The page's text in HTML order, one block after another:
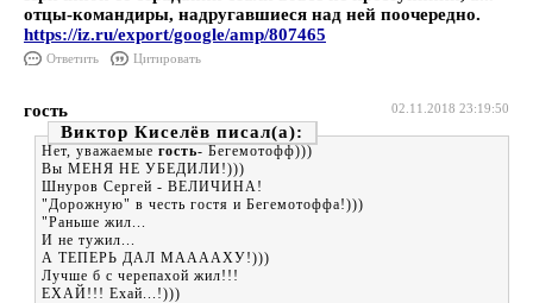
отцы-командиры, надругавшиеся над ней поочередно.
https://iz.ru/export/google/amp/807465
Ответить Цитировать
02.11.2018 23:19:50
гость
Виктор Киселёв
Нет, уважаемые гость- Бегемотофф)))
Вы МЕНЯ НЕ УБЕДИЛИ!)))
Шнуров Сергей - ВЕЛИЧИНА!
"Дорожную" в честь гостя и Бегемотоффа!)))
"Раньше жил...
И не тужил...
А ТЕПЕРЬ ДАЛ МААААХУ!)))
Лучше б с черепахой жил!!!
ЕХАЙ!!! Ехай...!)))